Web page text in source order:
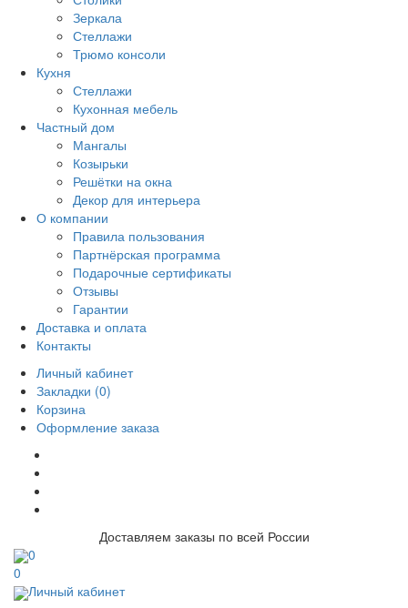
Зеркала
Стеллажи
Трюмо консоли
Кухня
Стеллажи
Кухонная мебель
Частный дом
Мангалы
Козырьки
Решётки на окна
Декор для интерьера
О компании
Правила пользования
Партнёрская программа
Подарочные сертификаты
Отзывы
Гарантии
Доставка и оплата
Контакты
Личный кабинет
Закладки (0)
Корзина
Оформление заказа
Доставляем заказы по всей России
0
0
Личный кабинет